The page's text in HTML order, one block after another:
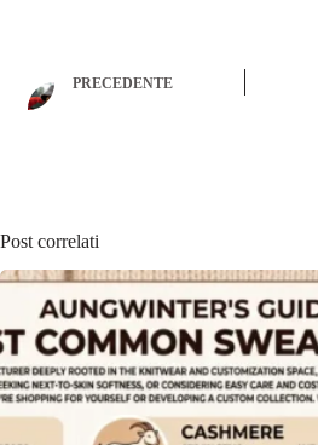
PRECEDENTE
Post correlati